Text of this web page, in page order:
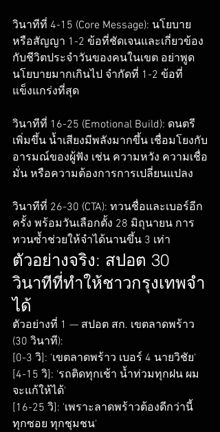
วินาทีที่ 4-15 (Core Message): นโยบาย
หรือสัญญา 1-2 ข้อที่ชัดเจนและเกี่ยวข้อง
กับชีวิตประจำวันของคนในเขต อย่าพูด
นโยบายมากเกินไป จำกัดที่ 1-2 ข้อที่
แข็งแกร่งที่สุด
วินาทีที่ 16-25 (Emotional Build): ดนตรี
เพิ่มขึ้น น้ำเสียงมีพลังมากขึ้น เชื่อมโยงกับ
อารมณ์ของผู้ฟัง เช่น ความหวัง ความเชื่อ
มั่น หรือความต้องการการเปลี่ยนแปลง
วินาทีที่ 26-30 (CTA): ทวนชื่อและเบอร์อีก
ครั้ง พร้อมวันเลือกตั้ง 28 มิถุนายน การ
ทวนซ้ำช่วยให้จำได้นานขึ้น 3 เท่า
ตัวอย่างจริง: สปอต 30
วินาทีที่ทำให้ชาวกรุงเทพจำ
ได้
ตัวอย่างที่ 1 — สปอต สก. เขตลาดพร้าว
(30 วินาที):
[0-3 วิ]: 'เขตลาดพร้าว เบอร์ 4 นายวิชัย'
[4-15 วิ]: 'รถติดทุกเช้า น้ำท่วมทุกฝน ผม
จะแก้ให้ได้'
[16-25 วิ]: 'เพราะลาดพร้าวต้องดีกว่านี้
ทุกซอย ทุกชุมชน'